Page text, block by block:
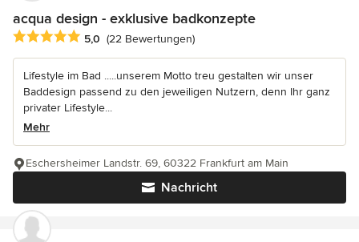
acqua design - exklusive badkonzepte
Durchschnittliche Bewertung: 5 von 5 Sternen
5,0 (22 Bewertungen)
Lifestyle im Bad .....unserem Motto treu gestalten wir unser
Baddesign passend zu den jeweiligen Nutzern, denn Ihr ganz
privater Lifestyle...
Mehr
Nachricht
Eschersheimer Landstr. 69, 60322 Frankfurt am Main